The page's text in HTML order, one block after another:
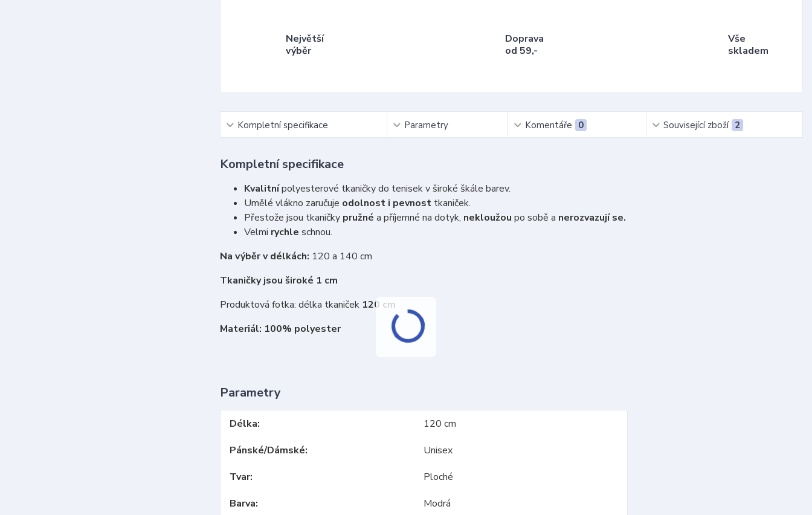
Největší
výběr
Doprava
od 59,-
Vše
skladem
Kompletní specifikace Parametry Komentáře 0 Související zboží 2
Kompletní specifikace
Kvalitnípolyesterové tkaničky do tenisek v široké škále barev.
Umělé vlákno zaručuje odolnost i pevnosttkaniček.
Přestože jsou tkaničky pružné a příjemné na dotyk, nekloužou po sobě a nerozvazují se.
Velmi rychle schnou.
Na výběr v délkách: 120 a 140 cm
Tkaničky jsou široké 1 cm
Produktová fotka: délka tkaniček 120 cm
Materiál: 100% polyester
Parametry
Délka
120 cm
Pánské/Dámské
Unisex
Tvar
Ploché
Barva
Modrá